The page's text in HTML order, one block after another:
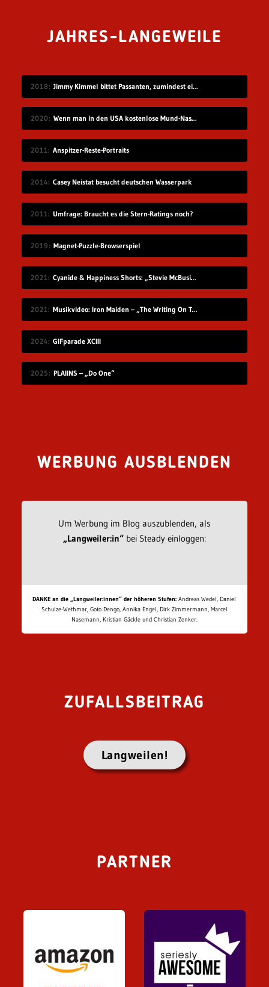
JAHRES-LANGEWEILE
2018 Jimmy Kimmel bittet Passanten, zumindest ein Land zu benennen
2020 Wenn man in den USA kostenlose Mund-Nase-Masken verteilen möchte…
2011 Anspitzer-Reste-Portraits
2014 Casey Neistat besucht deutschen Wasserpark
2011 Umfrage: Braucht es die Stern-Ratings noch?
2019 Magnet-Puzzle-Browserspiel
2021 Cyanide & Happiness Shorts: „Stevie McBusinessman“
2021 Musikvideo: Iron Maiden – „The Writing On The Wall“
2024 GIFparade XCIII
2025 PLAIINS – „Do One“
WERBUNG AUSBLENDEN
Um Werbung im Blog auszublenden, als
„Langweiler:in“bei Steady einloggen:
DANKE an die „Langweiler:innen“ der höheren Stufen: Andreas Wedel, Daniel
Schulze-Wethmar, Goto Dengo, Annika Engel, Dirk Zimmermann, Marcel
Nasemann, Kristian Gäckle und Christian Zenker.
ZUFALLSBEITRAG
Langweilen!
PARTNER